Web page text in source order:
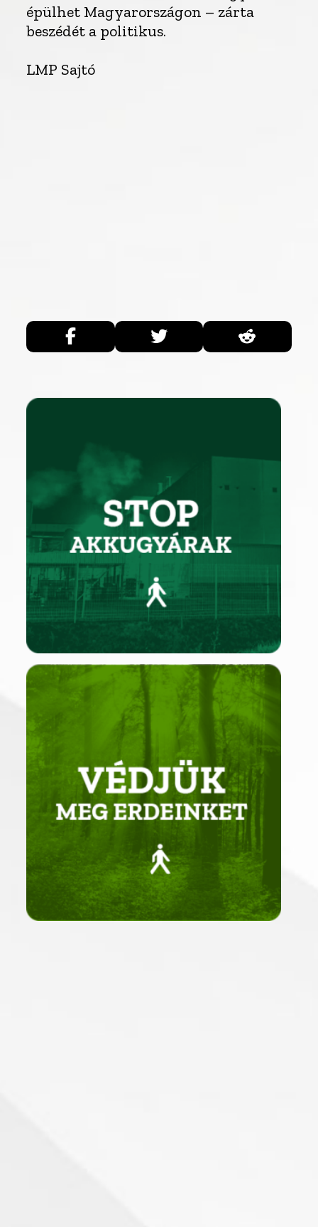
épülhet Magyarországon – zárta
beszédét a politikus.
LMP Sajtó